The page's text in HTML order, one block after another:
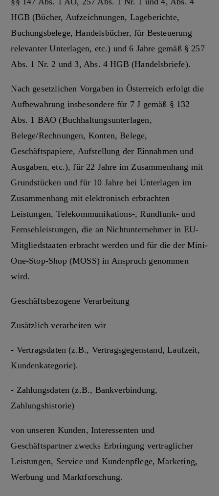
HGB (Bücher, Aufzeichnungen, Lageberichte,
Buchungsbelege, Handelsbücher, für Besteuerung
relevanter Unterlagen, etc.) und 6 Jahre gemäß § 257
Abs. 1 Nr. 2 und 3, Abs. 4 HGB (Handelsbriefe).
Nach gesetzlichen Vorgaben in Österreich erfolgt die
Aufbewahrung insbesondere für 7 J gemäß § 132
Abs. 1 BAO (Buchhaltungsunterlagen,
Belege/Rechnungen, Konten, Belege,
Geschäftspapiere, Aufstellung der Einnahmen und
Ausgaben, etc.), für 22 Jahre im Zusammenhang mit
Grundstücken und für 10 Jahre bei Unterlagen im
Zusammenhang mit elektronisch erbrachten
Leistungen, Telekommunikations-, Rundfunk- und
Fernsehleistungen, die an Nichtunternehmer in EU-
Mitgliedstaaten erbracht werden und für die der Mini-
One-Stop-Shop (MOSS) in Anspruch genommen
wird.
Geschäftsbezogene Verarbeitung
Zusätzlich verarbeiten wir
- Vertragsdaten (z.B., Vertragsgegenstand, Laufzeit,
Kundenkategorie).
- Zahlungsdaten (z.B., Bankverbindung,
Zahlungshistorie)
von unseren Kunden, Interessenten und
Geschäftspartner zwecks Erbringung vertraglicher
Leistungen, Service und Kundenpflege, Marketing,
Werbung und Marktforschung.